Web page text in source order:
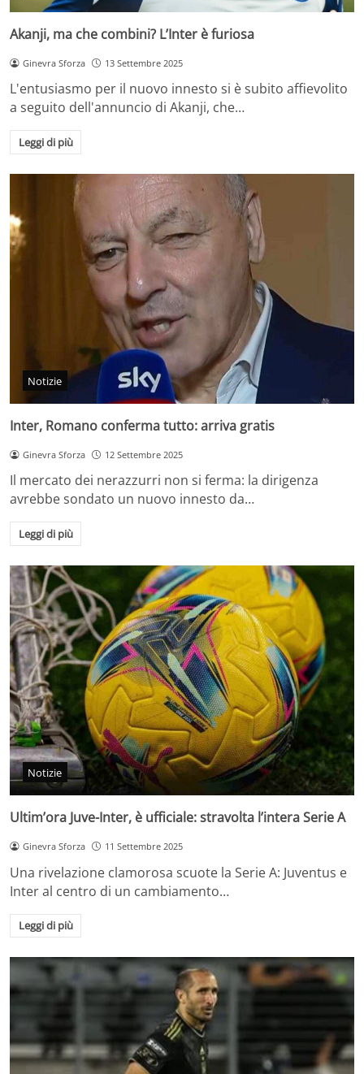
Akanji, ma che combini? L’Inter è furiosa
Ginevra Sforza 13 Settembre 2025
L'entusiasmo per il nuovo innesto si è subito affievolito
a seguito dell'annuncio di Akanji, che…
Leggi di più
Notizie
Inter, Romano conferma tutto: arriva gratis
Ginevra Sforza 12 Settembre 2025
Il mercato dei nerazzurri non si ferma: la dirigenza
avrebbe sondato un nuovo innesto da…
Leggi di più
Notizie
Ultim’ora Juve-Inter, è ufficiale: stravolta l’intera Serie A
Ginevra Sforza 11 Settembre 2025
Una rivelazione clamorosa scuote la Serie A: Juventus e
Inter al centro di un cambiamento…
Leggi di più